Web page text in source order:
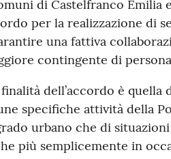
di Castelfranco Emilia
per la realizzazione di
una fattiva
contingente di
finalità dell’accordo è
specifiche attività della
urbano che di
più semplicemente in